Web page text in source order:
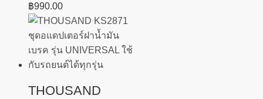
฿990.00
THOUSAND